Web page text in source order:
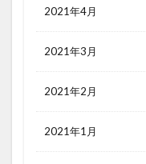
2021年4月
2021年3月
2021年2月
2021年1月